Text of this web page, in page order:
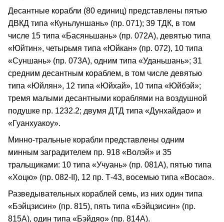
Десантные корабли (80 единиц) представлены пятью
ДВКД типа «Куньлуншань» (пр. 071); 39 ТДК, в том
числе 15 типа «Басяньшань» (пр. 072А), девятью типа
«Юйтин», четырьмя типа «Юйкан» (пр. 072), 10 типа
«Суншань» (пр. 073А), одним типа «Уданьшань»; 31
средним десантным кораблем, в том числе девятью
типа «Юйлян», 12 типа «Юйхай», 10 типа «Юйбэй»;
тремя малыми десантными кораблями на воздушной
подушке пр. 1232.2; двумя ДТД типа «Дунхайдао» и
«Гуанхуакоу».
Минно-тральные корабли представлены одним
минным заградителем пр. 918 «Волэй» и 35
тральщиками: 10 типа «Учуань» (пр. 081А), пятью типа
«Хоцю» (пр. 082-II), 12 пр. Т-43, восемью типа «Восао».
Разведывательных кораблей семь, из них один типа
«Бэйцзисин» (пр. 815), пять типа «Бэйцзисин» (пр.
815А), один типа «Бэйдяо» (пр. 814А).